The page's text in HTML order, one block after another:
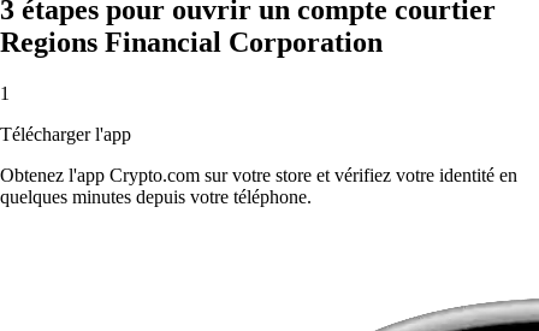
3 étapes pour ouvrir un compte courtier
Regions Financial Corporation
1
Télécharger l'app
Obtenez l'app Crypto.com sur votre store et vérifiez votre identité en
quelques minutes depuis votre téléphone.